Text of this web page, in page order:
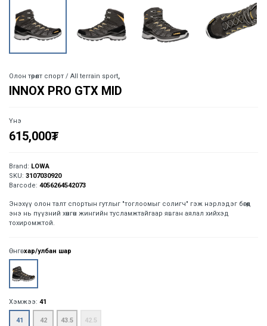
Олон төрөлт спорт / All terrain sport,
INNOX PRO GTX MID
Үнэ
615,000₮
Brand: LOWA
SKU: 3107030920
Barcode: 4056264542073
Энэхүү олон талт спортын гутлыг "тоглоомыг солигч" гэж нэрлэдэг бөгөөд
энэ нь пүүзний хөнгөн жингийн тусламжтайгаар явган аялал хийхэд
тохиромжтой.
Өнгө:хар/улбан шар
Хэмжээ: 41
41 42 43.5 42.5